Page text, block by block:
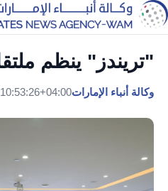
"تريندز" ينظم
وكالة أنباء الإمارات